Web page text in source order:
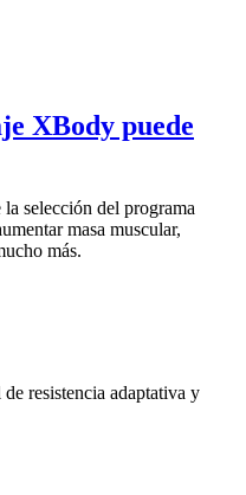
XBody puede
selección del programa
masa muscular,
más.
resistencia adaptativa y